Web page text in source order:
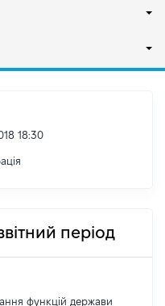
18:30
період
функцій держави